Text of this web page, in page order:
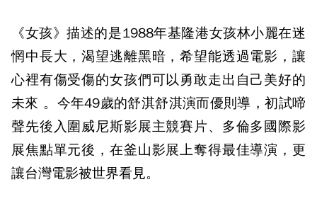
《女孩》描述的是1988年基隆港女孩林小麗在迷
惘中長大，渴望逃離黑暗，希望能透過電影，讓
心裡有傷受傷的女孩們可以勇敢走出自己美好的
未來 。今年49歲的舒淇舒淇演而優則導，初試啼
聲先後入圍威尼斯影展主競賽片、多倫多國際影
展焦點單元後，在釜山影展上奪得最佳導演，更
讓台灣電影被世界看見。